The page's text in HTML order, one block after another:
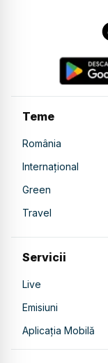
Teme
România
Internațional
Green
Travel
Servicii
Live
Emisiuni
Aplicația Mobilă